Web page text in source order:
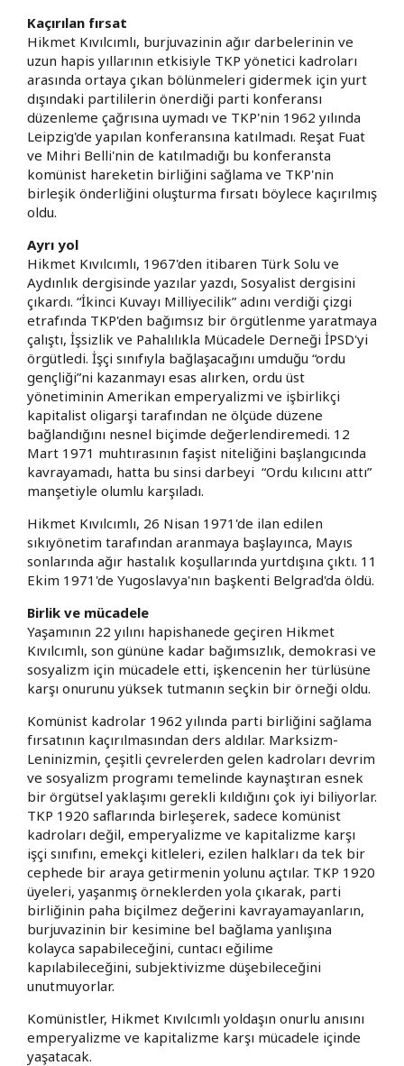
Kaçırılan fırsat
Hikmet Kıvılcımlı, burjuvazinin ağır darbelerinin ve
uzun hapis yıllarının etkisiyle TKP yönetici kadroları
arasında ortaya çıkan bölünmeleri gidermek için yurt
dışındaki partililerin önerdiği parti konferansı
düzenleme çağrısına uymadı ve TKP'nin 1962 yılında
Leipzig'de yapılan konferansına katılmadı. Reşat Fuat
ve Mihri Belli'nin de katılmadığı bu konferansta
komünist hareketin birliğini sağlama ve TKP'nin
birleşik önderliğini oluşturma fırsatı böylece kaçırılmış
oldu.
Ayrı yol
Hikmet Kıvılcımlı, 1967'den itibaren Türk Solu ve
Aydınlık dergisinde yazılar yazdı, Sosyalist dergisini
çıkardı. “İkinci Kuvayı Milliyecilik” adını verdiği çizgi
etrafında TKP'den bağımsız bir örgütlenme yaratmaya
çalıştı, İşsizlik ve Pahalılıkla Mücadele Derneği İPSD'yi
örgütledi. İşçi sınıfıyla bağlaşacağını umduğu “ordu
gençliği”ni kazanmayı esas alırken, ordu üst
yönetiminin Amerikan emperyalizmi ve işbirlikçi
kapitalist oligarşi tarafından ne ölçüde düzene
bağlandığını nesnel biçimde değerlendiremedi. 12
Mart 1971 muhtırasının faşist niteliğini başlangıcında
kavrayamadı, hatta bu sinsi darbeyi “Ordu kılıcını attı”
manşetiyle olumlu karşıladı.
Hikmet Kıvılcımlı, 26 Nisan 1971'de ilan edilen
sıkıyönetim tarafından aranmaya başlayınca, Mayıs
sonlarında ağır hastalık koşullarında yurtdışına çıktı. 11
Ekim 1971'de Yugoslavya'nın başkenti Belgrad'da öldü.
Birlik ve mücadele
Yaşamının 22 yılını hapishanede geçiren Hikmet
Kıvılcımlı, son gününe kadar bağımsızlık, demokrasi ve
sosyalizm için mücadele etti, işkencenin her türlüsüne
karşı onurunu yüksek tutmanın seçkin bir örneği oldu.
Komünist kadrolar 1962 yılında parti birliğini sağlama
fırsatının kaçırılmasından ders aldılar. Marksizm-
Leninizmin, çeşitli çevrelerden gelen kadroları devrim
ve sosyalizm programı temelinde kaynaştıran esnek
bir örgütsel yaklaşımı gerekli kıldığını çok iyi biliyorlar.
TKP 1920 saflarında birleşerek, sadece komünist
kadroları değil, emperyalizme ve kapitalizme karşı
işçi sınıfını, emekçi kitleleri, ezilen halkları da tek bir
cephede bir araya getirmenin yolunu açtılar. TKP 1920
üyeleri, yaşanmış örneklerden yola çıkarak, parti
birliğinin paha biçilmez değerini kavrayamayanların,
burjuvazinin bir kesimine bel bağlama yanlışına
kolayca sapabileceğini, cuntacı eğilime
kapılabileceğini, subjektivizme düşebileceğini
unutmuyorlar.
Komünistler, Hikmet Kıvılcımlı yoldaşın onurlu anısını
emperyalizme ve kapitalizme karşı mücadele içinde
yaşatacak.